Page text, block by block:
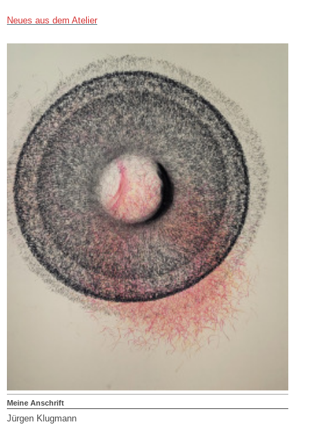
Neues aus dem Atelier
Meine Anschrift
Jürgen Klugmann